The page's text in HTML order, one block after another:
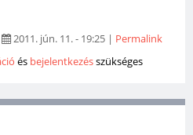
2011. jún. 11. - 19:25 | Permalink
és bejelentkezésszükséges